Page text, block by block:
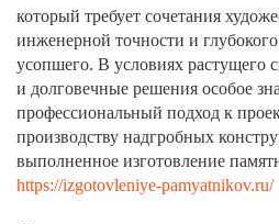
который требует сочетания
инженерной точности и
усопшего. В условиях растущего
и долговечные решения особое
профессиональный подход к
производству надгробных
выполненное изготовление
https://izgotovleniye-pamyatnikov.ru/